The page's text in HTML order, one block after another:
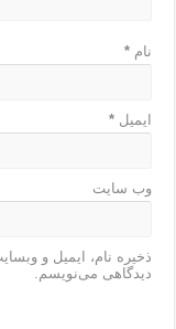
نام*
ایمیل*
وب‌ سایت
ذخیره نام، ایمیل و
دیدگاهی می‌نویسم.